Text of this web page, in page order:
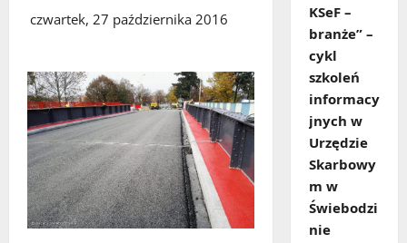
czwartek, 27 października 2016
KSeF –
branże” –
cykl
szkoleń
informacy
jnych w
Urzędzie
Skarbowy
m w
Świebodzi
nie